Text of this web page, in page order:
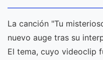
La canción "Tu
nuevo auge tras su
El tema, cuyo videoclip